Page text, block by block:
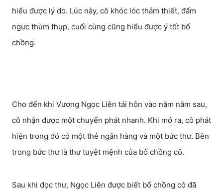
hiểu được lý do. Lúc này, cô khóc lóc thảm thiết, đấm
ngực thùm thụp, cuối cùng cũng hiểu được ý tốt bố
chồng.
Cho đến khi Vương Ngọc Liên tái hôn vào năm năm sau,
cô nhận được một chuyển phát nhanh. Khi mở ra, cô phát
hiện trong đó có một thẻ ngân hàng và một bức thư. Bên
trong bức thư là thư tuyệt mệnh của bố chồng cô.
Sau khi đọc thư, Ngọc Liên được biết bố chồng cô đã